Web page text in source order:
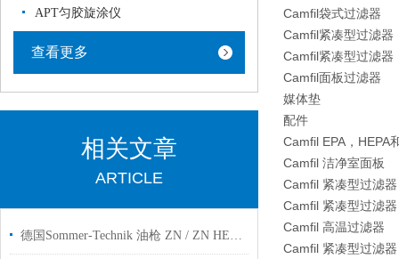
APT匀胶旋涂仪
查看更多
相关文章
ARTICLE
德国Sommer-Technik 油枪 ZN / ZN HEAD工厂现货用于工业自动化
Camfil袋式过滤器
Camfil紧凑型过滤器
Camfil紧凑型过滤器
Camfil面板过滤器
媒体垫
配件
Camfil EPA，HEPA
Camfil 洁净室面板
Camfil 紧凑型过滤
Camfil 紧凑型过滤
Camfil 高温过滤器
Camfil 紧凑型过滤